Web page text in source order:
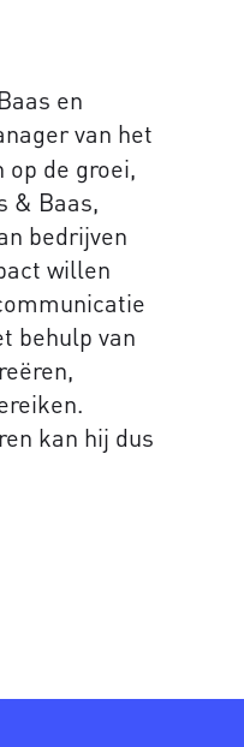
en
van het
op de groei,
& Baas,
bedrijven
willen
behulp van
kan hij dus